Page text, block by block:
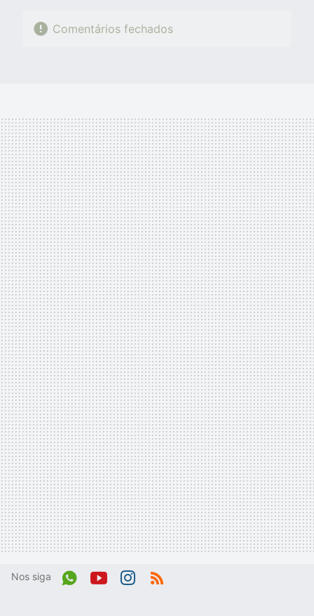
Comentários fechados
Nos siga